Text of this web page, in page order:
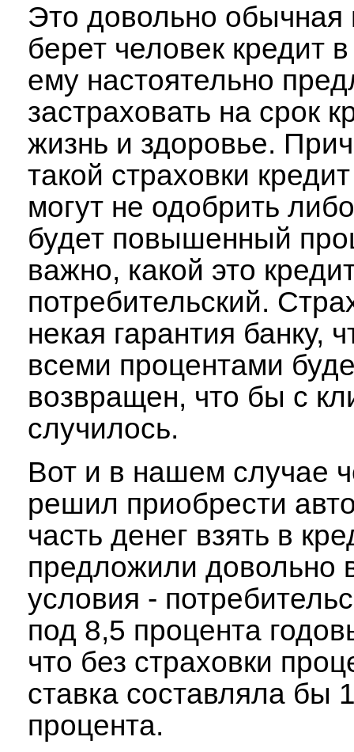
Это довольно обычная
берет человек кредит
ему настоятельно
застраховать на срок
жизнь и здоровье.
такой страховки
могут не одобрить
будет повышенный
важно, какой это
потребительский.
некая гарантия банку,
всеми процентами
возвращен, что бы с
случилось.
Вот и в нашем случае
решил приобрести
часть денег взять в
предложили довольно
условия -
под 8,5 процента
что без страховки
ставка составляла бы
процента.